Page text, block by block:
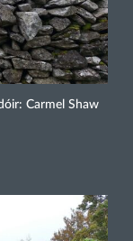
Carmel Shaw